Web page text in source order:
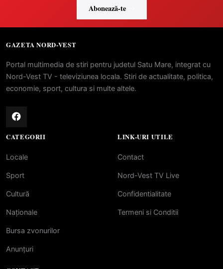
Abonează-te
GAZETA NORD-VEST
Portal multimedia de stiri pentru judetul Satu Mare, integrat cu
Nord-Vest TV - televiziunea locala. Stiri de actualitate, politica,
economie, sport, cultura si multe altele.
CATEGORII
Locale
Sport
Cultură
Naționale
Bursa zvonurilor
Anunțuri
LINK-URI UTILE
Contact
Nord-Vest TV Live
Confidentialitate
Termeni si Conditii